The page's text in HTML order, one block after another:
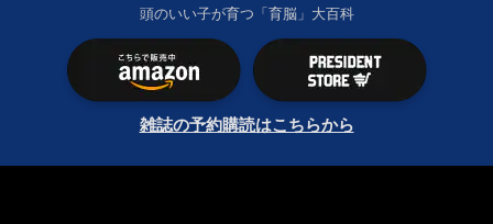
頭のいい子が育つ「育脳」大百科
雑誌の予約購読はこちらから